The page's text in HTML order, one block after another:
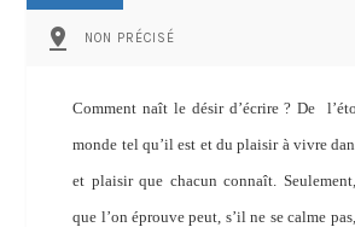
pin_drop NON PRÉCISÉ
Comment naît le désir d’écrire ? De
monde tel qu’il est et du plaisir à vivre
et plaisir que chacun connaît.
que l’on éprouve peut, s’il ne se calme